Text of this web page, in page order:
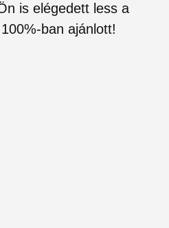
is elégedett less a
ban ajánlott!